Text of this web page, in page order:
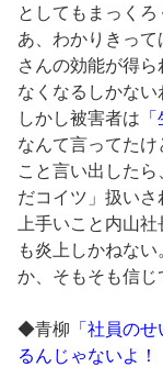
としてもまっく
あ、わかりきって
さんの効能が得
なくなるしかない
しかし被害者は
なんて言ってた
こと言い出した
だコイツ」扱いさ
上手いこと内山
も炎上しかねな
か、そもそも信じ
◆青柳 「社員の
るんじゃないよ